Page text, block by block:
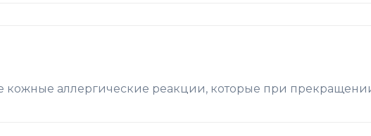
кожные аллергические реакции, которые при